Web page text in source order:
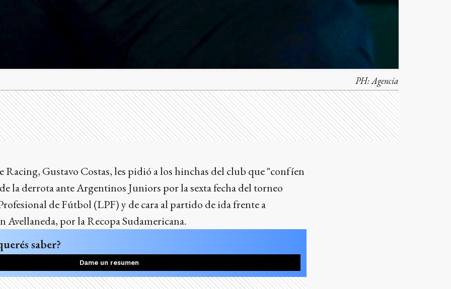
PH: Agencia
Racing, Gustavo Costas, les pidió a los hinchas del club que "confíen
la derrota ante Argentinos Juniors por la sexta fecha del torneo
de Fútbol (LPF) y de cara al partido de ida frente a
Avellaneda, por la Recopa Sudamericana.
saber?
Dame un resumen